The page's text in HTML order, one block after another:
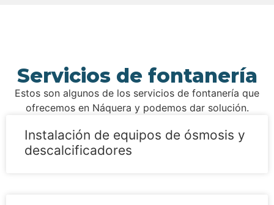
Servicios de fontanería
Estos son algunos de los servicios de fontanería que
ofrecemos en Náquera y podemos dar solución.
Instalación de equipos de ósmosis y
descalcificadores